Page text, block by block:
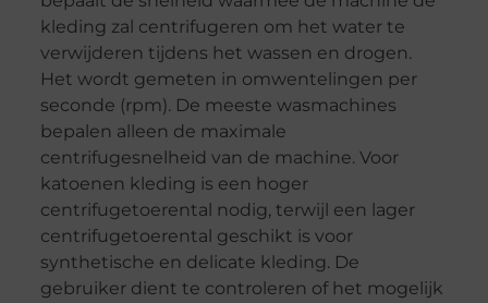
kleding zal centrifugeren om het water te
verwijderen tijdens het wassen en drogen.
Het wordt gemeten in omwentelingen per
seconde (rpm). De meeste wasmachines
bepalen alleen de maximale
centrifugesnelheid van de machine. Voor
katoenen kleding is een hoger
centrifugetoerental nodig, terwijl een lager
centrifugetoerental geschikt is voor
synthetische en delicate kleding. De
gebruiker dient te controleren of het mogelijk